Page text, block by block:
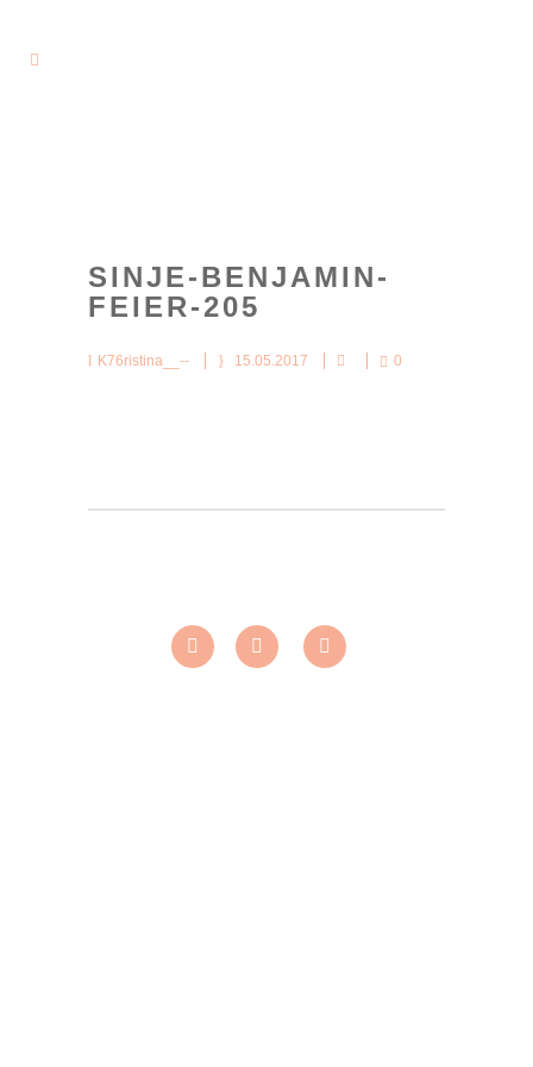
SINJE-BENJAMIN-
FEIER-205
K76ristina__-- 15.05.2017 0